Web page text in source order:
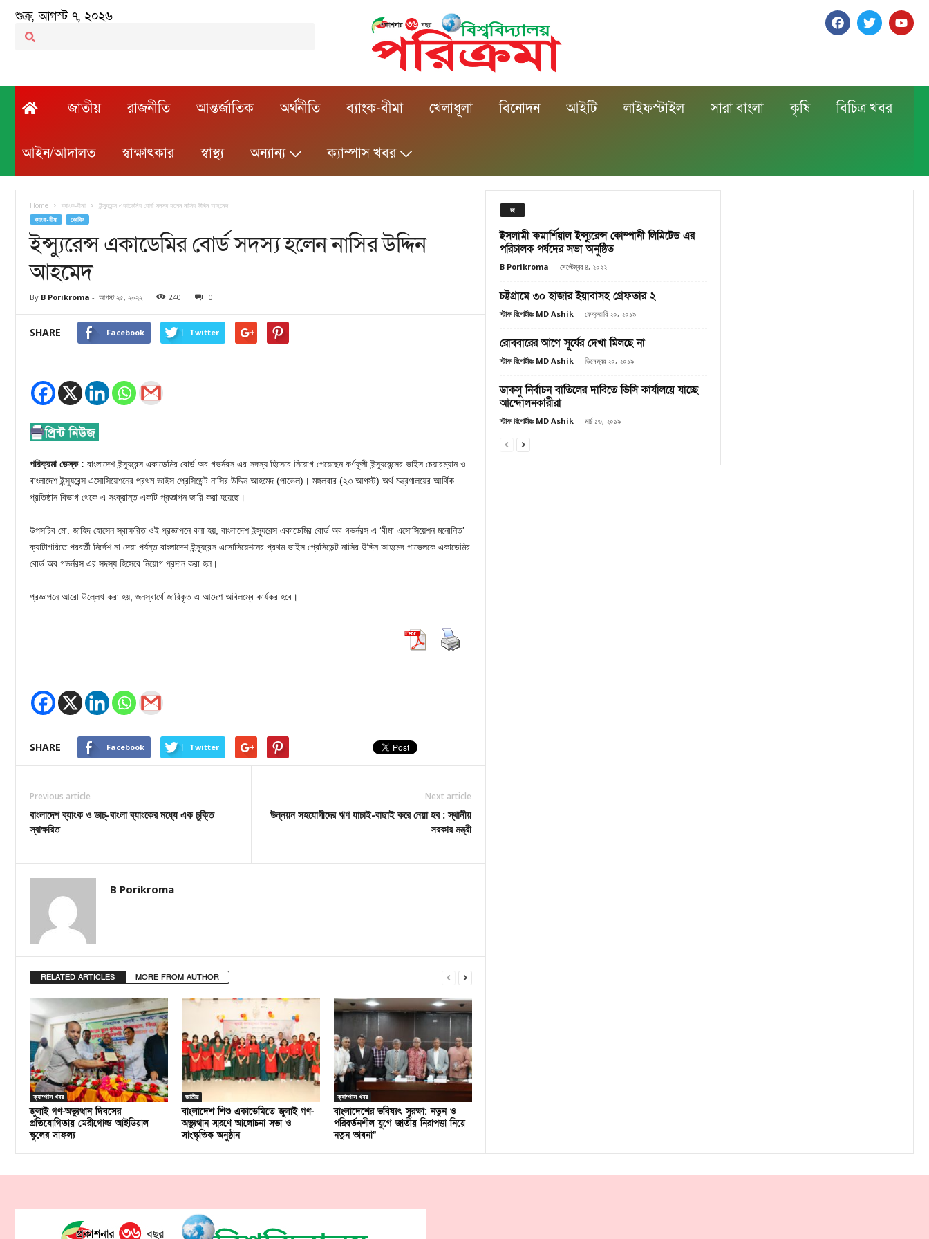
শুক্র, আগস্ট ৭, ২০২৬
জাতীয় রাজনীতি আন্তর্জাতিক অর্থনীতি ব্যাংক-বীমা খেলাধূলা বিনোদন আইটি লাইফস্টাইল সারা বাংলা কৃষি বিচিত্র খবর
আইন/আদালত স্বাক্ষাৎকার স্বাস্থ্য অন্যান্য ক্যাম্পাস খবর
Home ব্যাংক-বীমা ইন্স্যুরেন্স একাডেমির বোর্ড সদস্য হলেন নাসির উদ্দিন আহমেদ
ব্যাংক-বীমা ব্রেকিং
ইন্স্যুরেন্স একাডেমির বোর্ড সদস্য হলেন নাসির উদ্দিন
আহমেদ
By B Porikroma - আগস্ট ২৫, ২০২২ 240 0
SHARE Facebook Twitter
পরিক্রমা ডেস্ক : বাংলাদেশ ইন্স্যুরেন্স একাডেমির বোর্ড অব গভর্নরস এর সদস্য হিসেবে নিয়োগ পেয়েছেন কর্ণফুলী ইন্স্যুরেন্সের ভাইস চেয়ারম্যান ও
বাংলাদেশ ইন্স্যুরেন্স এসোসিয়েশনের প্রথম ভাইস প্রেসিডেন্ট নাসির উদ্দিন আহমেদ (পাভেল)। মঙ্গলবার (২৩ আগস্ট) অর্থ মন্ত্রণালয়ের আর্থিক
প্রতিষ্ঠান বিভাগ থেকে এ সংক্রান্ত একটি প্রজ্ঞাপন জারি করা হয়েছে।
উপসচিব মো. জাহিদ হোসেন স্বাক্ষরিত ওই প্রজ্ঞাপনে বলা হয়, বাংলাদেশ ইন্স্যুরেন্স একাডেমির বোর্ড অব গভর্নরস এ ‘বীমা এসোসিয়েশন মনোনিত’
ক্যাটাগরিতে পরবর্তী নির্দেশ না দেয়া পর্যন্ত বাংলাদেশ ইন্স্যুরেন্স এসোসিয়েশনের প্রথম ভাইস প্রেসিডেন্ট নাসির উদ্দিন আহমেদ পাভেলকে একাডেমির
বোর্ড অব গভর্নরস এর সদস্য হিসেবে নিয়োগ প্রদান করা হল।
প্রজ্ঞাপনে আরো উল্লেখ করা হয়, জনস্বার্থে জারিকৃত এ আদেশ অবিলম্বে কার্যকর হবে।
SHARE Facebook Twitter
Previous article
বাংলাদেশ ব্যাংক ও ডাচ্‌-বাংলা ব্যাংকের মধ্যে এক চুক্তি
স্বাক্ষরিত
Next article
উন্নয়ন সহযোগীদের ঋণ যাচাই-বাছাই করে নেয়া হব : স্থানীয়
সরকার মন্ত্রী
B Porikroma
RELATED ARTICLES MORE FROM AUTHOR
ক্যাম্পাস খবর
জুলাই গণ-অভ্যুত্থান দিবসের
প্রতিযোগিতায় মেরীগোল্ড আইডিয়াল
স্কুলের সাফল্য
জাতীয়
বাংলাদেশ শিশু একাডেমিতে জুলাই গণ-
অভ্যুত্থান স্মরণে আলোচনা সভা ও
সাংস্কৃতিক অনুষ্ঠান
ক্যাম্পাস খবর
বাংলাদেশের ভবিষ্যৎ সুরক্ষা: নতুন ও
পরিবর্তনশীল যুগে জাতীয় নিরাপত্তা নিয়ে
নতুন ভাবনা”
জ
ইসলামী কমার্শিয়াল ইন্স্যুরেন্স কোম্পানী লিমিটেড এর
পরিচালক পর্ষদের সভা অনুষ্ঠিত
B Porikroma - সেপ্টেম্বর ৪, ২০২২
চট্টগ্রামে ৩০ হাজার ইয়াবাসহ গ্রেফতার ২
স্টাফ রিপোর্টারঃ MD Ashik - ফেব্রুয়ারি ২০, ২০১৯
রোববারের আগে সূর্যের দেখা মিলছে না
স্টাফ রিপোর্টারঃ MD Ashik - ডিসেম্বর ২০, ২০১৯
ডাকসু নির্বাচন বাতিলের দাবিতে ভিসি কার্যালয়ে যাচ্ছে
আন্দোলনকারীরা
স্টাফ রিপোর্টারঃ MD Ashik - মার্চ ১৩, ২০১৯